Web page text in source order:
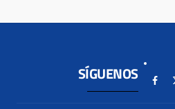
SÍGUENOS